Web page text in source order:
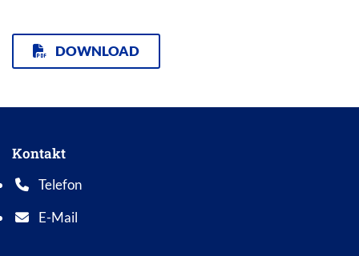
DOWNLOAD
Kontakt
Telefon
Telefonnummer: 0 5 6 2 1 7 0 1 0
E-Mail
E-Mail Adresse: info@bad-wildungen.de